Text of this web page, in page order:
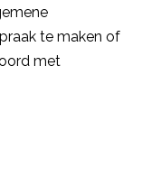
te maken of
met